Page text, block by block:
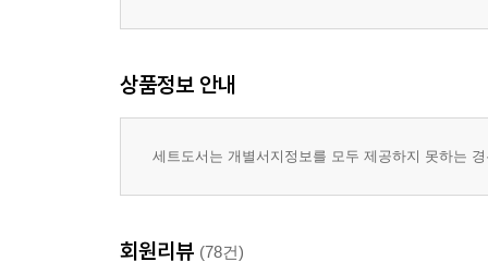
상품정보 안내
세트도서는 개별서지정보를 모두 제공하지 못하는
회원리뷰 (78건)